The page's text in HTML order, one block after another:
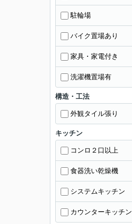
駐輪場
バイク置場あり
家具・家電付き
洗濯機置場有
構造・工法
外観タイル張り
キッチン
コンロ２口以上
食器洗い乾燥機
システムキッチン
カウンターキッチン